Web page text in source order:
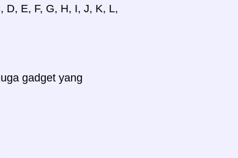
D, E, F, G, H, I, J, K, L,
gadget yang